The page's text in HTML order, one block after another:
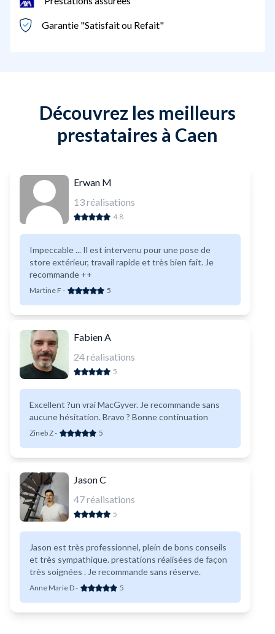
Garantie "Satisfait ou Refait"
Découvrez les meilleurs
prestataires à Caen
Erwan M
13réalisations
4.8
Impeccable ... Il est intervenu pour une pose de
store extérieur, travail rapide et très bien fait. Je
recommande ++
Martine F - 5
Fabien A
24réalisations
5
Excellent ?un vrai MacGyver. Je recommande sans
aucune hésitation. Bravo ? Bonne continuation
Zineb Z- 5
Jason C
47réalisations
5
Jason est très professionnel, plein de bons conseils
et très sympathique. prestations réalisées de façon
très soignées . Je recommande sans réserve.
Anne Marie D- 5